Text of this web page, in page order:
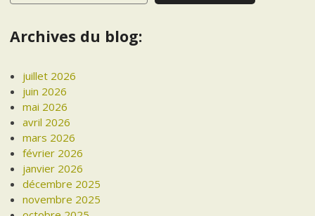
Archives du blog:
juillet 2026
juin 2026
mai 2026
avril 2026
mars 2026
février 2026
janvier 2026
décembre 2025
novembre 2025